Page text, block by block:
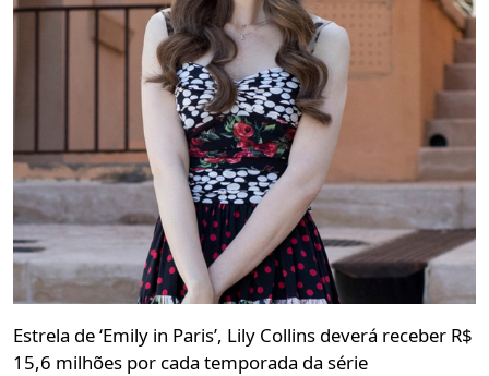
Estrela de ‘Emily in Paris’, Lily Collins deverá receber R$
15,6 milhões por cada temporada da série